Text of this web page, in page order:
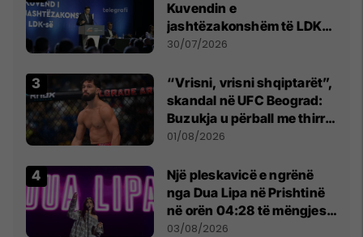
Kuvendin e
jashtëzakonshëm të LDK-
së
30/07/2026
“Vrisni, vrisni shqiptarët”,
skandal në UFC Beograd:
Buzukja u përball me thirrje
anti-shqiptare nga
01/08/2026
Një pleskavicë e ngrënë
nga Dua Lipa në Prishtinë
në orën 04:28 të mëngjesit
- dhe bota digjitale serbe
03/08/2026